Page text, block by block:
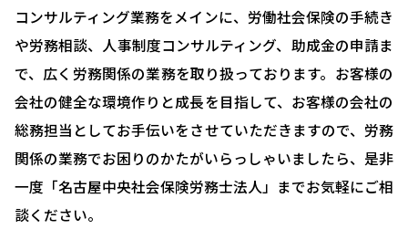
コンサルティング業務をメインに、労働社会保険の手続き
や労務相談、人事制度コンサルティング、助成金の申請ま
で、広く労務関係の業務を取り扱っております。お客様の
会社の健全な環境作りと成長を目指して、お客様の会社の
総務担当としてお手伝いをさせていただきますので、労務
関係の業務でお困りのかたがいらっしゃいましたら、是非
一度「名古屋中央社会保険労務士法人」までお気軽にご相
談ください。